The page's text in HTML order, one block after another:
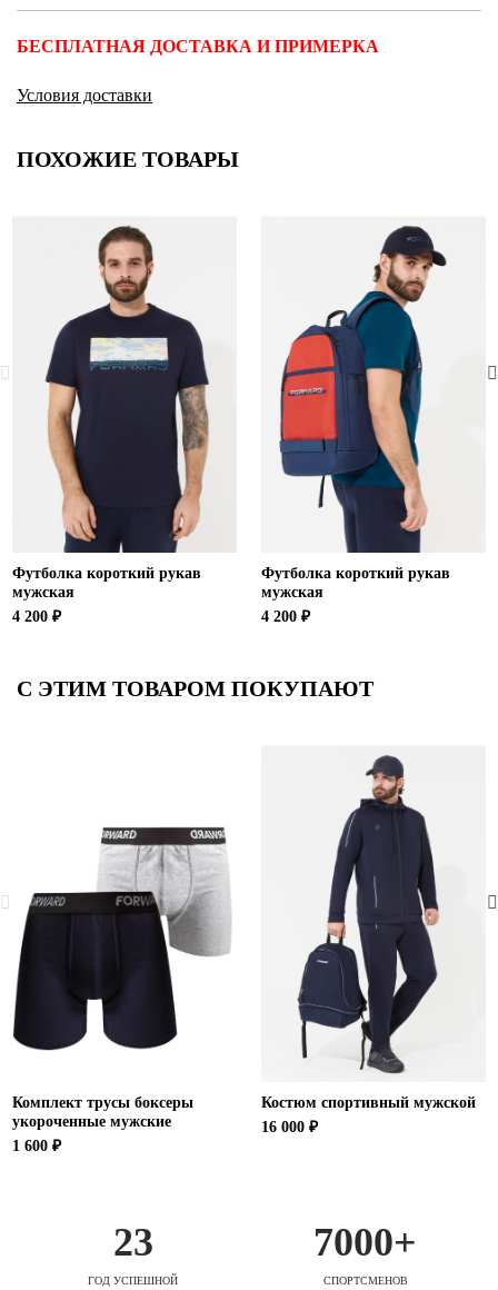
БЕСПЛАТНАЯ ДОСТАВКА И ПРИМЕРКА
Условия доставки
ПОХОЖИЕ ТОВАРЫ
Футболка короткий рукав
мужская
4 200 ₽
Футболка короткий рукав
мужская
4 200 ₽
С ЭТИМ ТОВАРОМ ПОКУПАЮТ
Комплект трусы боксеры
укороченные мужские
1 600 ₽
Костюм спортивный мужской
16 000 ₽
23
ГОД УСПЕШНОЙ
7000+
СПОРТСМЕНОВ